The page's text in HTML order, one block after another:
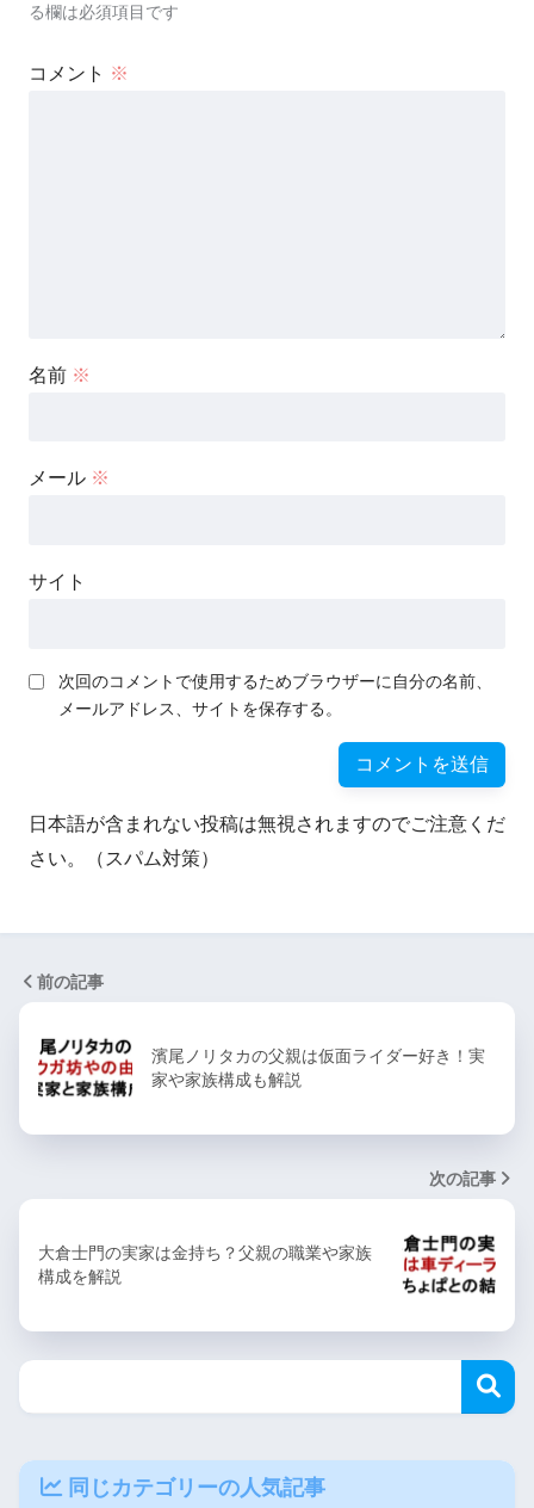
る欄は必須項目です
コメント ※
名前 ※
メール ※
サイト
次回のコメントで使用するためブラウザーに自分の名前、
メールアドレス、サイトを保存する。
日本語が含まれない投稿は無視されますのでご注意くだ
さい。（スパム対策）
前の記事
濱尾ノリタカの父親は仮面ライダー好き！実
家や家族構成も解説
次の記事
大倉士門の実家は金持ち？父親の職業や家族
構成を解説
同じカテゴリーの人気記事